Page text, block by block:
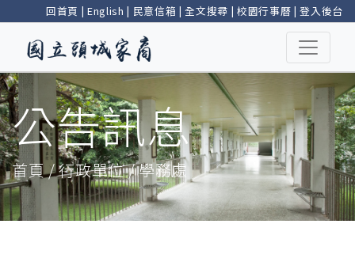
回首頁 | English | 民意信箱 |全文搜尋 | 校園行事曆 |登入後台
公告訊息
首頁 / 行政單位 / 學務處